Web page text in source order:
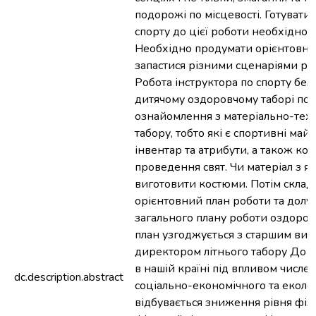
dc.description.abstract
подорожі по місцевості.
спорту до цієї роботи необхідно
Необхідно продумати
запастися різними сценаріями
Робота інструктора по спорту
дитячому оздоровчому таборі
ознайомлення з матеріально-
табору, тобто які є спортивні
інвентар та атрибути, а також
проведення свят. Чи матеріал з
виготовити костюми. Потім
орієнтовний план роботи та
загального плану роботи
план узгоджується з старшим
директором літнього табору До
в нашій країні під впливом
соціально-економічного та
відбувається зниження рівня